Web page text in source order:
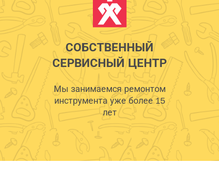
СОБСТВЕННЫЙ
СЕРВИСНЫЙ ЦЕНТР
Мы занимаемся ремонтом
инструмента уже более 15
лет